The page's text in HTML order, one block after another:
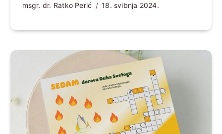
msgr. dr. Ratko Perić 18. svibnja 2024.